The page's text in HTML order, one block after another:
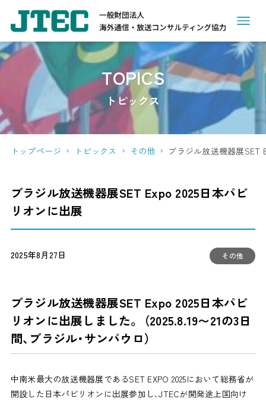
TOPICS
トピックス
トップページ トピックス その他 ブラジル放送機器展SET
ブラジル放送機器展SET Expo 2025日本パビ
リオンに出展
2025年8月27日 その他
ブラジル放送機器展SET Expo 2025日本パビ
リオンに出展しました。 （2025.8.19〜21の3日
間、ブラジル・サンパウロ）
中南米最大の放送機器展であるSET EXPO 2025において総務省が
開設した日本パビリオンに出展参加し、JTECが開発途上国向け